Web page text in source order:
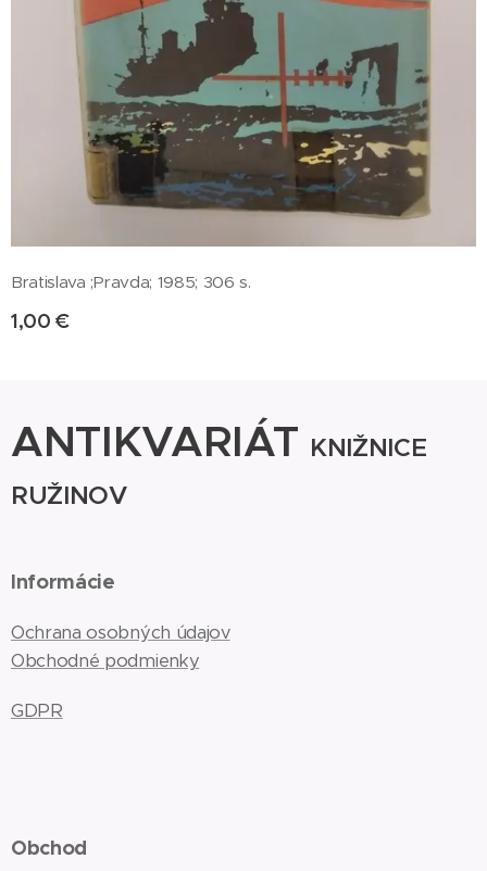
Bratislava ;Pravda; 1985; 306 s.
1,00 €
ANTIKVARIÁT KNIŽNICE
RUŽINOV
Informácie
Ochrana osobných údajov
Obchodné podmienky
GDPR
Obchod